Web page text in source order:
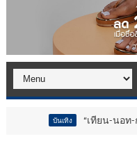
“เทียน-นอท-กอล์ฟ-จำลอง-โฟ